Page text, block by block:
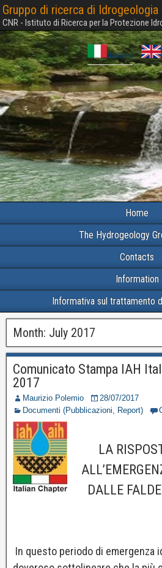
Gruppo di ricerca di Idrogeologia
CNR - Istituto di Ricerca per la Protezione
Italiano
Home
The Hydrogeology
Contacts
Information
Informativa sul trattamento
Month: July 2017
Comunicato Stampa IAH
2017
Maurizio Polemio
28/07/2017
Documenti (Pubblicazioni, Report)
LA
DALLE
In questo periodo di emergenza